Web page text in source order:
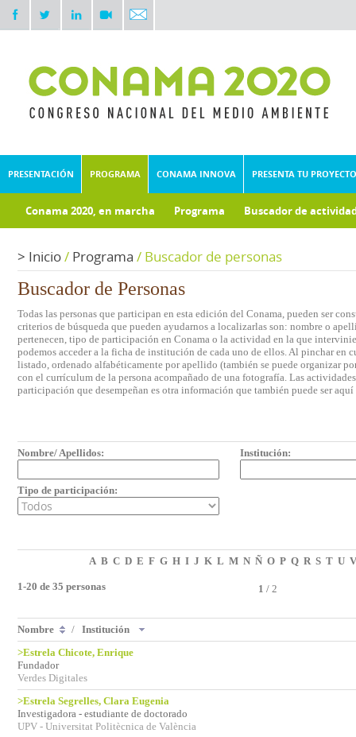
PRESENTACIÓN PROGRAMA CONAMA INNOVA PRESENTA TU PROYECTO
Conama 2020, en marcha Programa Buscador de
> Inicio/ Programa / Buscador de personas
Buscador de Personas
Todas las personas que participan en esta edición del Conama, pueden ser
criterios de búsqueda que pueden ayudarnos a localizarlas son: nombre o
pertenecen, tipo de participación en Conama o la actividad en la que
podemos acceder a la ficha de institución de cada uno de ellos. Al pinchar en
listado, ordenado alfabéticamente por apellido (también se puede organizar
con el currículum de la persona acompañado de una fotografía. Las
participación que desempeñan es otra información que también puede ser
Nombre/ Apellidos: Institución:
Tipo de participación:
A B C D E F G H I J K L M N Ñ O P Q R S T U V
1-20 de 35 personas 1 / 2
Nombre / Institución
>Estrela Chicote, Enrique
Fundador
Verdes Digitales
>Estrela Segrelles, Clara Eugenia
Investigadora - estudiante de doctorado
UPV - Universitat Politècnica de València